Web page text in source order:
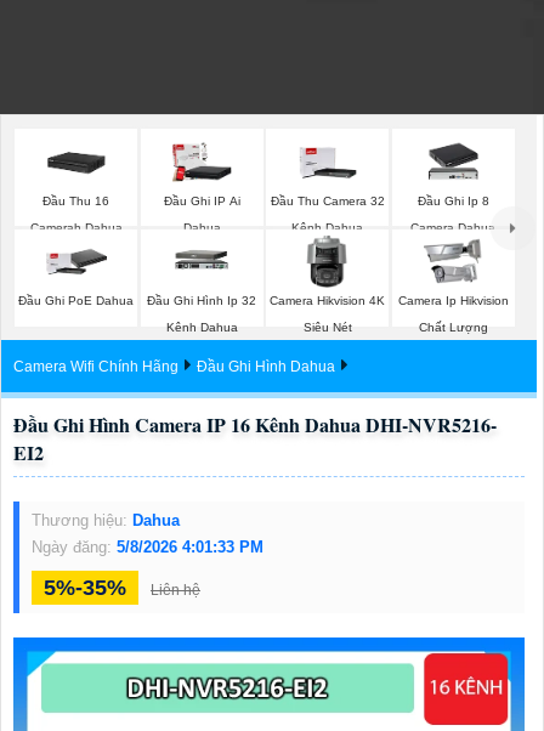
Đầu Thu 16
Camerah Dahua
Đầu Ghi IP Ai
Dahua
Đầu Thu Camera 32
Kênh Dahua
Đầu Ghi Ip 8
Camera Dahua
Đầu Ghi PoE Dahua
Đầu Ghi Hình Ip 32
Kênh Dahua
Camera Hikvision 4K
Siêu Nét
Camera Ip Hikvision
Chất Lượng
Camera Wifi Chính Hãng Đầu Ghi Hình Dahua
Đầu Ghi Hình Camera IP 16 Kênh Dahua DHI-NVR5216-
EI2
Thương hiệu: Dahua
Ngày đăng: 5/8/2026 4:01:33 PM
5%-35% Liên hệ